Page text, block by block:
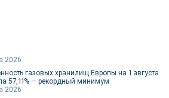
2026
газовых хранилищ Европы на 1 августа
57,11% — рекордный минимум
2026